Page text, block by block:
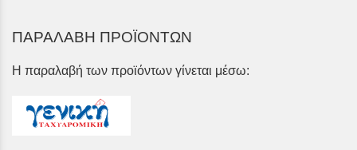
ΠΑΡΑΛΑΒΗ ΠΡΟΪΟΝΤΩΝ
Η παραλαβή των προϊόντων γίνεται μέσω: